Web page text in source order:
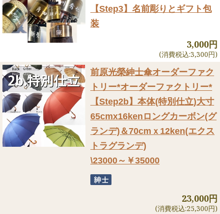
【Step3】名前彫りとギフト包
装
3,000円
(消費税込:3,300円)
前原光榮紳士傘オーダーファク
トリー*オーダーファクトリー*
【Step2b】本体(特別仕立)大寸
65cmx16kenロングカーボン(グ
ランデ)＆70cmｘ12ken(エクス
トラグランデ)
\23000～￥35000
23,000円
(消費税込:25,300円)